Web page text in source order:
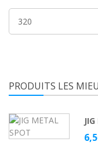
Prix
min
PRODUITS LES